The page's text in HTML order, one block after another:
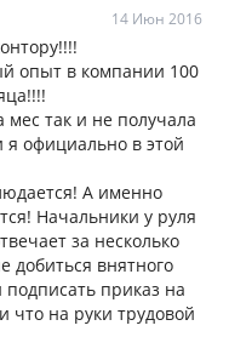
14 Июн 2016
опыт в компании 100
мес так и не получала
я официально в этой
А именно
Начальники у руля
за несколько
добиться внятного
приказ на
что на руки трудовой